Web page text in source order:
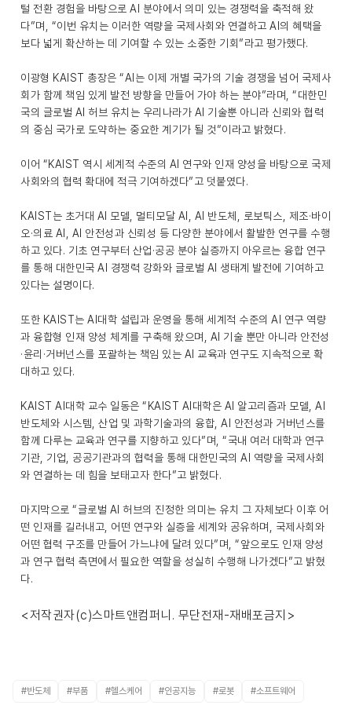
털 전환 경험을 바탕으로 AI 분야에서 의미 있는 경쟁력을 축적해 왔
다”며, “이번 유치는 이러한 역량을 국제사회와 연결하고 AI의 혜택을
보다 넓게 확산하는 데 기여할 수 있는 소중한 기회”라고 평가했다.
이광형 KAIST 총장은 “AI는 이제 개별 국가의 기술 경쟁을 넘어 국제사
회가 함께 책임 있게 발전 방향을 만들어 가야 하는 분야”라며, “대한민
국의 글로벌 AI 허브 유치는 우리나라가 AI 기술뿐 아니라 신뢰와 협력
의 중심 국가로 도약하는 중요한 계기가 될 것”이라고 밝혔다.
이어 “KAIST 역시 세계적 수준의 AI 연구와 인재 양성을 바탕으로 국제
사회와의 협력 확대에 적극 기여하겠다”고 덧붙였다.
KAIST는 초거대 AI 모델, 멀티모달 AI, AI 반도체, 로보틱스, 제조·바이
오·의료 AI, AI 안전성과 신뢰성 등 다양한 분야에서 활발한 연구를 수행
하고 있다. 기초 연구부터 산업·공공 분야 실증까지 아우르는 융합 연구
를 통해 대한민국 AI 경쟁력 강화와 글로벌 AI 생태계 발전에 기여하고
있다는 설명이다.
또한 KAIST는 AI대학 설립과 운영을 통해 세계적 수준의 AI 연구 역량
과 융합형 인재 양성 체계를 구축해 왔으며, AI 기술 뿐만 아니라 안전성
·윤리·거버넌스를 포괄하는 책임 있는 AI 교육과 연구도 지속적으로 확
대하고 있다.
KAIST AI대학 교수 일동은 “KAIST AI대학은 AI 알고리즘과 모델, AI
반도체와 시스템, 산업 및 과학기술과의 융합, AI 안전성과 거버넌스를
함께 다루는 교육과 연구를 지향하고 있다”며, “국내 여러 대학과 연구
기관, 기업, 공공기관과의 협력을 통해 대한민국의 AI 역량을 국제사회
와 연결하는 데 힘을 보태고자 한다”고 밝혔다.
마지막으로 “글로벌 AI 허브의 진정한 의미는 유치 그 자체보다 이후 어
떤 인재를 길러내고, 어떤 연구와 실증을 세계와 공유하며, 국제사회와
어떤 협력 구조를 만들어 가느냐에 달려 있다”며, “앞으로도 인재 양성
과 연구 협력 측면에서 필요한 역할을 성실히 수행해 나가겠다”고 밝혔
다.
<저작권자(c)스마트앤컴퍼니. 무단전재-재배포금지>
#반도체 #부품 #헬스케어 #인공지능 #로봇 #소프트웨어